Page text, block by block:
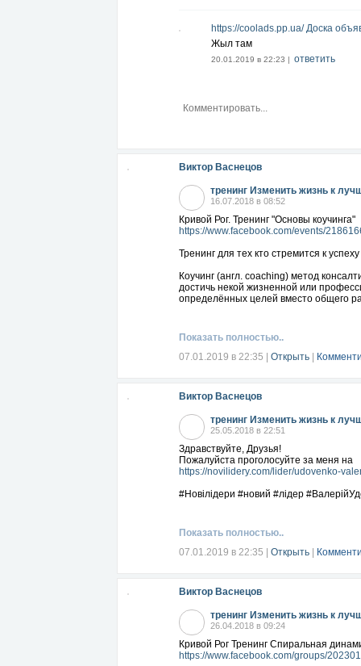
https://coolads.pp.ua/ Доска
Жыл там
20.01.2019 в 22:23 | ответить
Виктор Васнецов
тренинг Изменить жизнь к
16.07.2018 в 08:52
Кривой Рог. Тренинг "Основы коучинга"
https://www.facebook.com/events/
Тренинг для тех кто стремится к
Коучинг (англ. coaching) метод
достичь некой жизненной или
определённых целей вместо общего
Показать полностью..
07.01.2019 в 22:35
Открыть
Виктор Васнецов
тренинг Изменить жизнь к
25.05.2018 в 22:51
Здравствуйте, Друзья!
Пожалуйста проголосуйте за меня на
https://novilidery.com/lider/udovenko-
#Новілідери #новий #лідер
Показать полностью..
07.01.2019 в 22:35
Открыть
Виктор Васнецов
тренинг Изменить жизнь к
26.04.2018 в 09:24
Кривой Рог Тренинг Спиральная
https://www.facebook.com/groups/